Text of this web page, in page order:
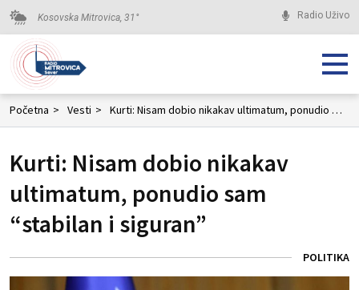
Kosovska Mitrovica, 31 ° Radio Uživo
Početna > Vesti > Kurti: Nisam dobio nikakav ultimatum, ponudio sam “stabilan i siguran”
Kurti: Nisam dobio nikakav
ultimatum, ponudio sam
“stabilan i siguran”
POLITIKA